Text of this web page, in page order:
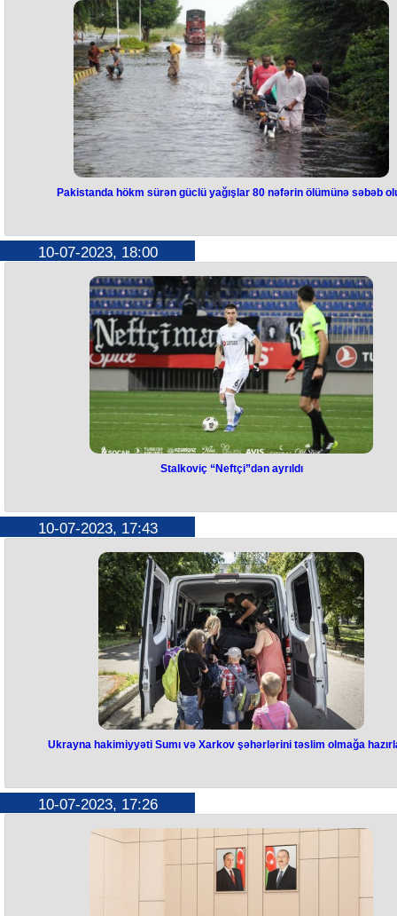
ərazilərdə ötən həftə aşkarlanan minaların sayını açıqlayıb. ANAMA-
verilən məlumata görə, iyulun 3-dən iyulun 8-dək Tərtər, Ağdam,
Xocavənd, Füzuli, Şuşa, Qubadlı, Cəbrayıl və Zəngilanda aparılan
minatəmizləmə əməliyyatları zamanı piyada əleyhinə 2, tank əleyhinə
mina və 39 partlamamış hərbi sursat aşkarlanaraq zərərsizləşdirilib.
271,82 ha ərazi mina və partlamamış hərbi sursatlardan təmizlənib.
yağışlar 80 nəfərin ölümünə
olub
Pakistanda iyunun 25-dən bəri davam edən musson yağışları
həyatını itirənlərin sayı 80-ə çatıb. Bu barədə ölkənin Milli Fəlakət
İdarəetmə Agentliyi (NDMA) məlumat yayıb. Məlumata görə, Pəncab,
və Bəlucistan əyalətlərində son 24 saat ərzində güclü yağışlar
nəticəsində 4 nəfər ölüb, 9 nəfər yaralanıb. Yaralananların ümumi sayı
142-yə yüksəlib.
Qeyd edək ki, hər il iyun-sentyabr aylarında yağan musson yağışları
Pakistana böyük ziyan vurur. Ötən il musson yağışların səbəb olduğu
daşqınlar nəticəsində 1739 nəfər həlak olub.
Pakistanda hökm sürən güclü yağışlar 80 nəfərin ölümünə səbəb
10-07-2023, 18:00
"Neftçi" futbolçusu Voislav Stankoviçlə yollarını ayırıb. Klubdan
məlumata görə, serbiyalı müdafiəçi ilə başa çatan müqavilənin
Qeyd edək ki, 36 yaşlı oyunçu 2019-cu ilin yayından Bakı klubunun
formasını geyinirdi. O, Azərbaycanda "İnter" (hazırkı "Şamaxı") və
komandalarında da çıxış edib.
Stalkoviç “Neftçi”dən ayrıldı
10-07-2023, 17:43
Xarkov şəhərlərini təslim olmağa
hazırlayır
Ukraynanın Sumı vilayətində beş kilometrlik sərhəd zolağında
yaşayış məntəqələrinin sakinlərinin təxliyəsi üçün hazırlıqlara
Bu barədə Sumı Regional Hərbi Administrasiyasının teleqram kanalı
regionun rəhbəri Vladimir Artyuxa istinadən məlumat yayıb. Onun
sözlərinə görə, təxliyə qərarı hərbçilərin, rayon və ərazi icmalarının
Ukrayna hakimiyyəti Sumı və Xarkov şəhərlərini təslim olmağa
10-07-2023, 17:26